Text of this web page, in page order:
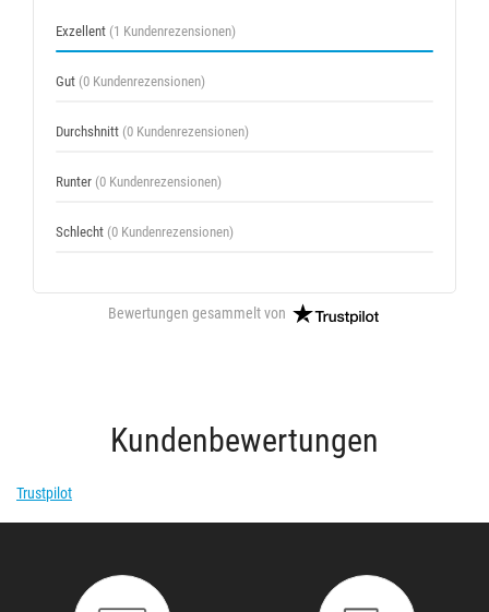
Exzellent (1 Kundenrezensionen)
Gut (0 Kundenrezensionen)
Durchshnitt (0 Kundenrezensionen)
Runter (0 Kundenrezensionen)
Schlecht (0 Kundenrezensionen)
Bewertungen gesammelt von
Kundenbewertungen
Trustpilot